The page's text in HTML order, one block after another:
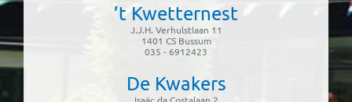
’t Kwetternest
J.J.H. Verhulstlaan 11
1401 CS Bussum
035 - 6912423
De Kwakers